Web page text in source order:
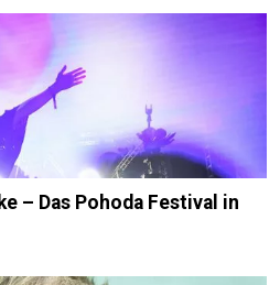
– Das Pohoda Festival in